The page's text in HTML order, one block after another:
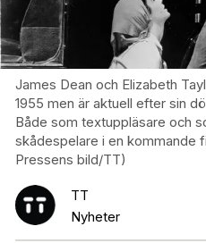
James Dean och Elizabeth
1955 men är aktuell efter sin
Både som textuppläsare och
skådespelare i en kommande
Pressens bild/TT)
TT
Nyheter